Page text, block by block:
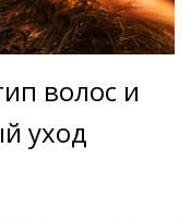
волос и
уход